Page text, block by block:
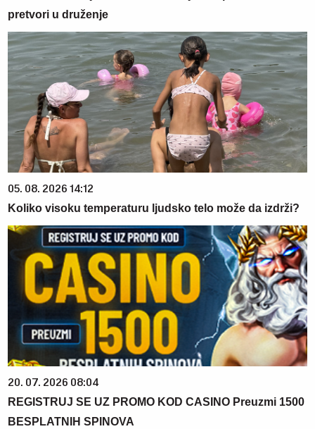
pretvori u druženje
05. 08. 2026 14:12
Koliko visoku temperaturu ljudsko telo može da izdrži?
20. 07. 2026 08:04
REGISTRUJ SE UZ PROMO KOD CASINO Preuzmi 1500
BESPLATNIH SPINOVA